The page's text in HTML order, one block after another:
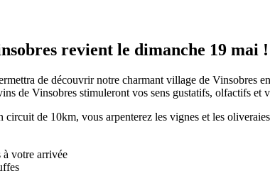
revient le dimanche 19 mai !
de découvrir notre charmant village de Vinsobres
de Vinsobres stimuleront vos sens gustatifs, olfactifs et
de 10km, vous arpenterez les vignes et les
à votre arrivée